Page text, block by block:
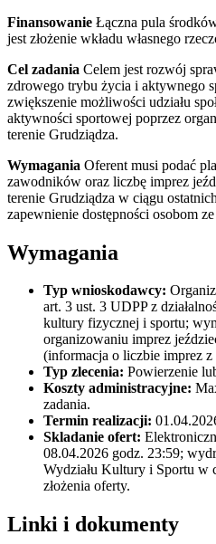
Finansowanie Łączna pula
jest złożenie wkładu własnego
Cel zadania Celem jest rozwój
zdrowego trybu życia i aktywnego
zwiększenie możliwości udziału
aktywności sportowej poprzez
terenie Grudziądza.
Wymagania Oferent musi podać
zawodników oraz liczbę imprez
terenie Grudziądza w ciągu
zapewnienie dostępności osobom
Wymagania
Typ wnioskodawcy:
art. 3 ust. 3 UDPP z
kultury fizycznej i sportu;
organizowaniu imprez
(informacja o liczbie imprez z
Typ zlecenia: Powierzenie
Koszty administracyjne:
zadania.
Termin realizacji:
Skladanie ofert:
08.04.2026 godz. 23:59;
Wydziału Kultury i Sportu w
złożenia oferty.
Linki i dokumenty